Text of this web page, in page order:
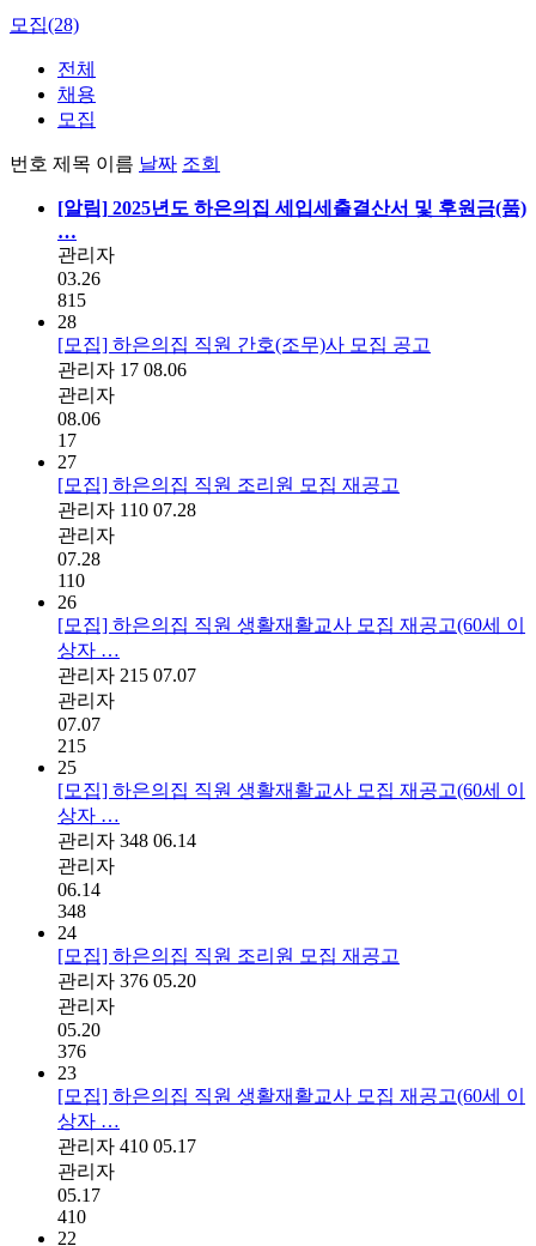
모집(28)
전체
채용
모집
번호 제목 이름 날짜 조회
[알림] 2025년도 하은의집 세입세출결산서 및 후원금(품)
…
관리자
03.26
815
28
[모집] 하은의집 직원 간호(조무)사 모집 공고
관리자 17 08.06
관리자
08.06
17
27
[모집] 하은의집 직원 조리원 모집 재공고
관리자 110 07.28
관리자
07.28
110
26
[모집] 하은의집 직원 생활재활교사 모집 재공고(60세 이
상자 …
관리자 215 07.07
관리자
07.07
215
25
[모집] 하은의집 직원 생활재활교사 모집 재공고(60세 이
상자 …
관리자 348 06.14
관리자
06.14
348
24
[모집] 하은의집 직원 조리원 모집 재공고
관리자 376 05.20
관리자
05.20
376
23
[모집] 하은의집 직원 생활재활교사 모집 재공고(60세 이
상자 …
관리자 410 05.17
관리자
05.17
410
22